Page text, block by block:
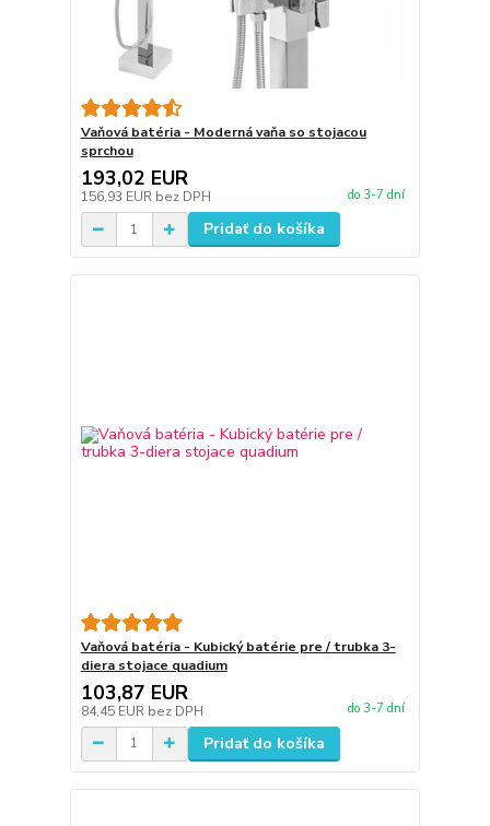
Vaňová batéria - Moderná vaňa so stojacou
sprchou
193,02 EUR
156,93 EUR bez DPH do 3-7 dní
Pridať do košíka
Vaňová batéria - Kubický batérie pre / trubka 3-
diera stojace quadium
103,87 EUR
84,45 EUR bez DPH do 3-7 dní
Pridať do košíka